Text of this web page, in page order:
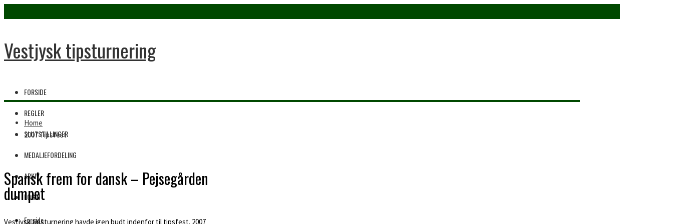
Vestjysk tipsturnering
FORSIDE
REGLER
SLUTSTILLINGER
MEDALJEFORDELING
ARKIV
LOGIN
Forside
Home
2007 Tipsfest
Spansk frem for dansk – Pejsegården
dumpet
Vestjysk tipsturnering havde igen budt indenfor til tipsfest. 2007